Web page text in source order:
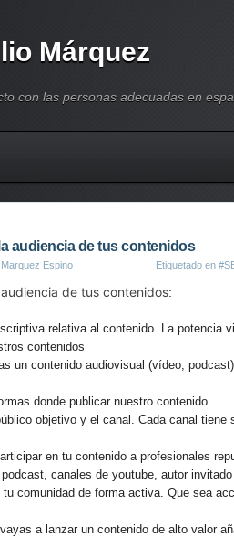
Márquez
con las personas adecuadas en
audiencia de tus contenidos
Espino Etiquetado en
de tus contenidos:
relativa al contenido. La potencia
contenidos
un contenido audiovisual (vídeo,
donde publicar nuestro contenido
objetivo y el canal. Cada canal tiene
en tu contenido a profesionales
canales de youtube, autor
comunidad de forma activa. Que sea
a lanzar un contenido de alto valor